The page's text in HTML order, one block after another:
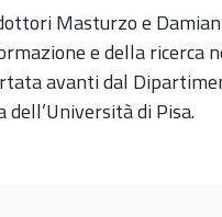
Masturzo e
e della ricerca
avanti dal
dell’Università di Pisa.